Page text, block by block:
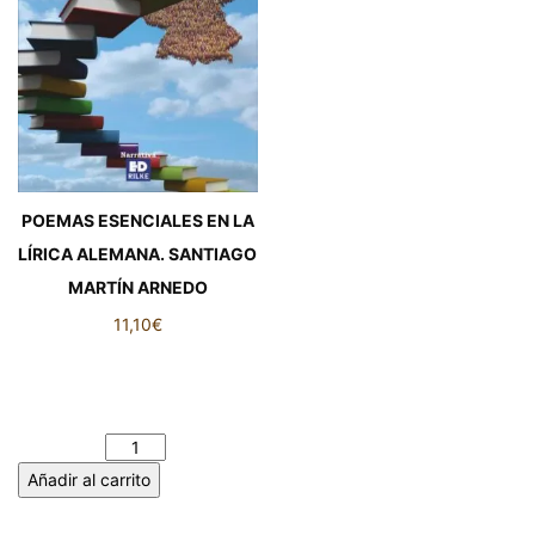
POEMAS ESENCIALES EN LA
LÍRICA ALEMANA. SANTIAGO
MARTÍN ARNEDO
11,10€
Añadir al carrito